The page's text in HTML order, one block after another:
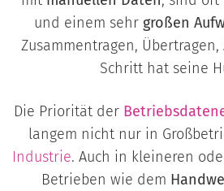
und einem sehr großen
Zusammentragen,
Schritt hat seine
Die Priorität der
langem nicht nur in
Industrie. Auch in kleineren
Betrieben wie dem